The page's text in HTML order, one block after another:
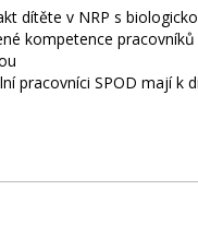
dítěte v NRP s
kompetence
pracovníci SPOD mají k